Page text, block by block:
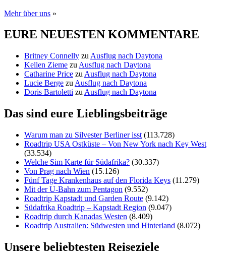
Mehr über uns »
EURE NEUESTEN KOMMENTARE
Britney Connelly zu Ausflug nach Daytona
Kellen Zieme zu Ausflug nach Daytona
Catharine Price zu Ausflug nach Daytona
Lucie Berge zu Ausflug nach Daytona
Doris Bartoletti zu Ausflug nach Daytona
Das sind eure Lieblingsbeiträge
Warum man zu Silvester Berliner isst (113.728)
Roadtrip USA Ostküste – Von New York nach Key West
(33.534)
Welche Sim Karte für Südafrika? (30.337)
Von Prag nach Wien (15.126)
Fünf Tage Krankenhaus auf den Florida Keys (11.279)
Mit der U-Bahn zum Pentagon (9.552)
Roadtrip Kapstadt und Garden Route (9.142)
Südafrika Roadtrip – Kapstadt Region (9.047)
Roadtrip durch Kanadas Westen (8.409)
Roadtrip Australien: Südwesten und Hinterland (8.072)
Unsere beliebtesten Reiseziele